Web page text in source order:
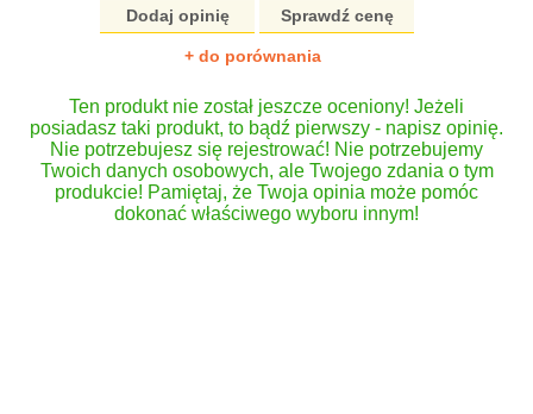
Dodaj opinię Sprawdź cenę
+ do porównania
Ten produkt nie został jeszcze oceniony! Jeżeli
posiadasz taki produkt, to bądź pierwszy - napisz opinię.
Nie potrzebujesz się rejestrować! Nie potrzebujemy
Twoich danych osobowych, ale Twojego zdania o tym
produkcie! Pamiętaj, że Twoja opinia może pomóc
dokonać właściwego wyboru innym!